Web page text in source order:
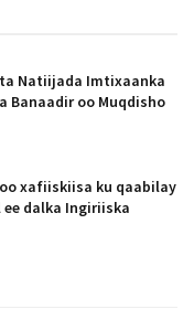
Natiijada Imtixaanka
Banaadir oo Muqdisho
xafiiskiisa ku qaabilay
dalka Ingiriiska